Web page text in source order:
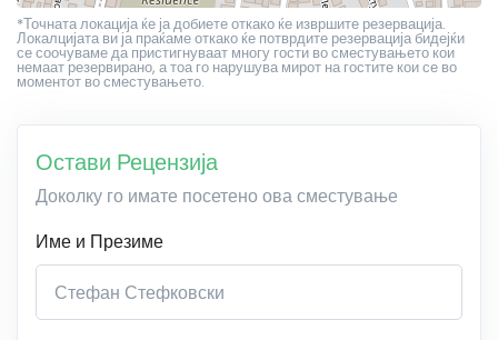
*Точната локација ќе ја добиете откако ќе извршите резервација.
Локалцијата ви ја праќаме откако ќе потврдите резервација бидејќи
се соочуваме да пристигнуваат многу гости во сместувањето кои
немаат резервирано, а тоа го нарушува мирот на гостите кои се во
моментот во сместувањето.
Остави Рецензија
Доколку го имате посетено ова сместување
Име и Презиме